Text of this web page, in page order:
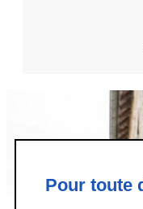
Pour toute